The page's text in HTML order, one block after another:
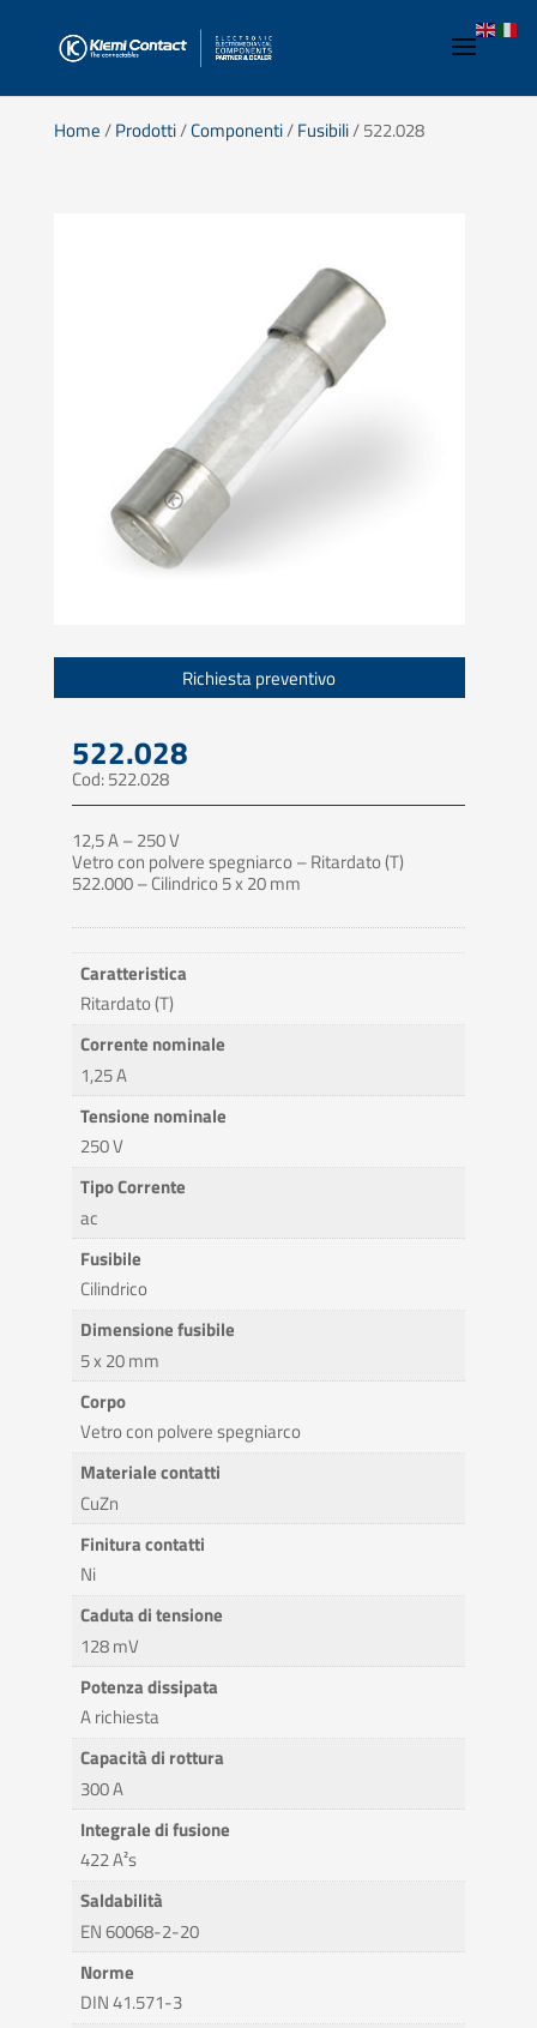
Home/Prodotti/Componenti/Fusibili/ 522.028
Richiesta preventivo
522.028
Cod: 522.028
12,5 A – 250 V
Vetro con polvere spegniarco – Ritardato (T)
522.000 – Cilindrico 5 x 20 mm
Caratteristica
Ritardato (T)
Corrente nominale
1,25 A
Tensione nominale
250 V
Tipo Corrente
ac
Fusibile
Cilindrico
Dimensione fusibile
5 x 20 mm
Corpo
Vetro con polvere spegniarco
Materiale contatti
CuZn
Finitura contatti
Ni
Caduta di tensione
128 mV
Potenza dissipata
A richiesta
Capacità di rottura
300 A
Integrale di fusione
422 A²s
Saldabilità
EN 60068-2-20
Norme
DIN 41.571-3